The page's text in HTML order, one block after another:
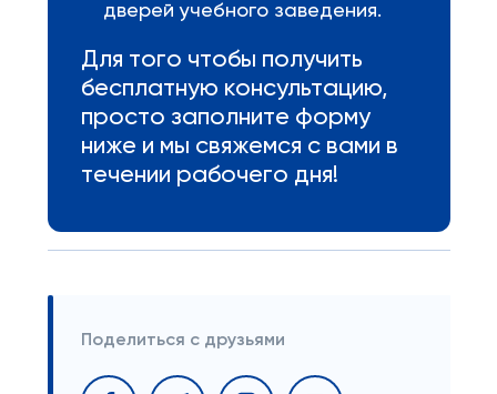
дверей учебного заведения.
Для того чтобы получить
бесплатную консультацию,
просто заполните форму
ниже и мы свяжемся с вами в
течении рабочего дня!
Поделиться с друзьями